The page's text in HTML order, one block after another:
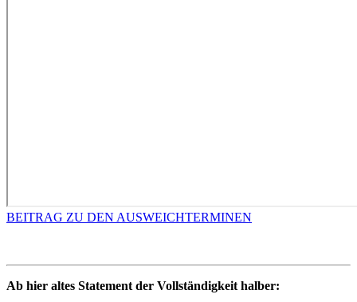
BEITRAG ZU DEN AUSWEICHTERMINEN
Ab hier altes Statement der Vollständigkeit halber: